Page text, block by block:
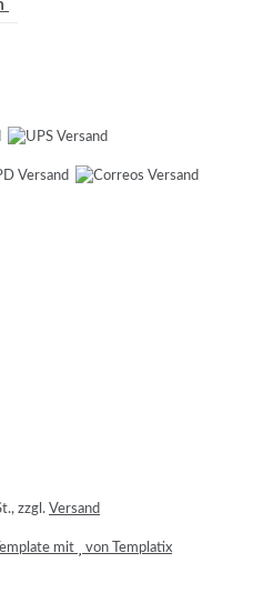
zzgl. Versand
mit von Templatix